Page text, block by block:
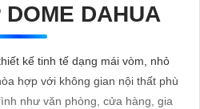
DOME DAHUA
kế tinh tế dạng mái vòm, nhỏ
hợp với không gian nội thất phù
như văn phòng, cửa hàng, gia